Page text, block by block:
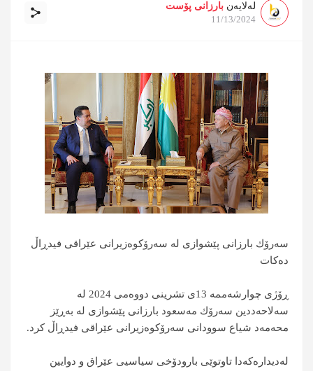
لەلایەن بارزانی پۆست
11/13/2024
سەرۆك بارزانی پێشوازی لە سەرۆكوەزیرانی عێراقی فیدڕاڵ
دەكات
ڕۆژی چوارشەممە 13ی تشرینی دووەمی 2024 لە
سەلاحەددین سەرۆك مەسعود بارزانی پێشوازی لە بەڕێز
محەمەد شیاع سوودانی سەرۆكوەزیرانی عێراقی فیدڕاڵ كرد.
لەدیدارەكەدا تاوتوێی بارودۆخی سیاسیی عێراق و دوایین